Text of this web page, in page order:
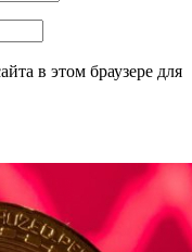
в этом браузере для